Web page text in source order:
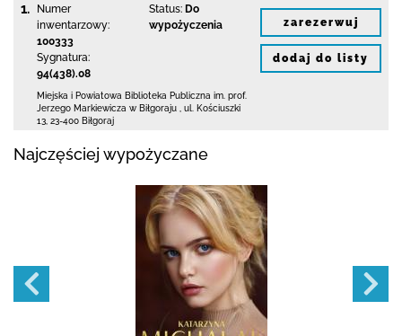
1.
Numer
inwentarzowy:
100333
Sygnatura:
94(438).08
Status: Do
wypożyczenia
Miejska i Powiatowa Biblioteka Publiczna im. prof.
Jerzego Markiewicza w Biłgoraju
ul. Kościuszki
13 23-400 Biłgoraj
zarezerwuj
dodaj do listy
Najczęściej wypożyczane